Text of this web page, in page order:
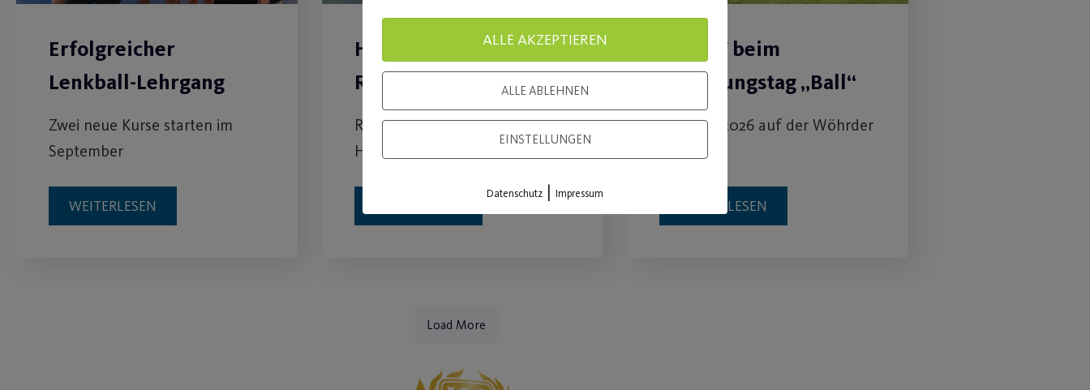
Erfolgreicher
Lenkball-Lehrgang
Zwei neue Kurse starten im
September
WEITERLESEN
Hitzeschlacht auf zwei
Rädern
Radtourbericht vom 30.07. -
Heiße Tour, coole Truppe
Post SV beim
Bewegungstag „Ball“
am 16.08.2026 auf der Wöhrder
WEITERLESEN
Load More
ALLE AKZEPTIEREN
ALLE ABLEHNEN
EINSTELLUNGEN
Datenschutz | Impressum